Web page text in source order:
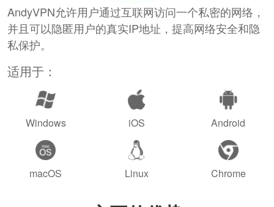
AndyVPN允许用户通过互联网访问一个私密的网络，
并且可以隐匿用户的真实IP地址，提高网络安全和隐
私保护。
适用于：
Windows iOS Android
macOS Linux Chrome